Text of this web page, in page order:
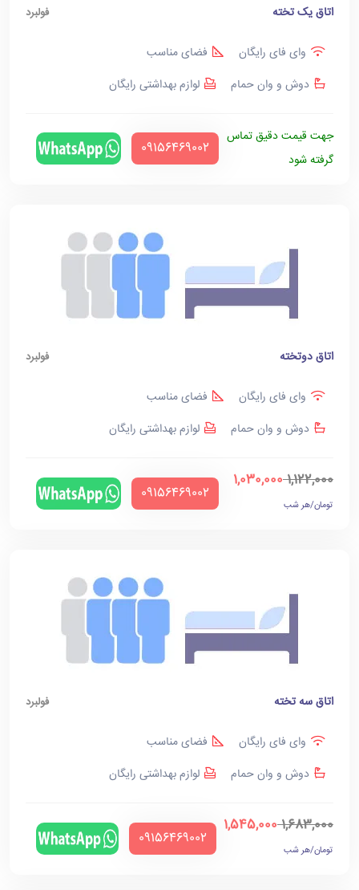
اتاق یک تخته فولبرد
وای فای رایگان
فضای مناسب
دوش و وان حمام
لوازم بهداشتی رایگان
جهت قیمت دقیق تماس
گرفته شود
‪09156469002‬
اتاق دوتخته فولبرد
وای فای رایگان
فضای مناسب
دوش و وان حمام
لوازم بهداشتی رایگان
1,122,000
1,030,000
تومان/هر شب
‪09156469002‬
اتاق سه تخته فولبرد
وای فای رایگان
فضای مناسب
دوش و وان حمام
لوازم بهداشتی رایگان
1,683,000
1,545,000
تومان/هر شب
‪09156469002‬